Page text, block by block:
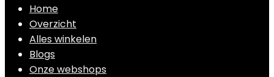
Home
Overzicht
Alles winkelen
Blogs
Onze webshops